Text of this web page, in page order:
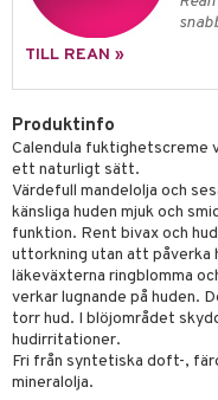
TILL REAN »
Produktinfo
Calendula fuktighetscreme
ett naturligt sätt.
Värdefull mandelolja och
känsliga huden mjuk och
funktion. Rent bivax och
uttorkning utan att påverka
läkeväxterna ringblomma
verkar lugnande på huden.
torr hud. I blöjområdet
hudirritationer.
Fri från syntetiska doft-,
mineralolja.
& buljong
& avgiftning
fot
dusch & tvål
K
svar